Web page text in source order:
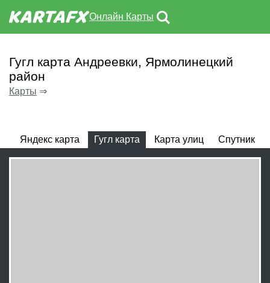
Онлайн Карты
Гугл карта Андреевки, Ярмолинецкий
район
Карты ⇒
Яндекс карта Гугл карта Карта улиц Спутник